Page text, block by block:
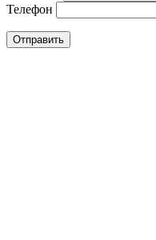
Телефон
Отправить